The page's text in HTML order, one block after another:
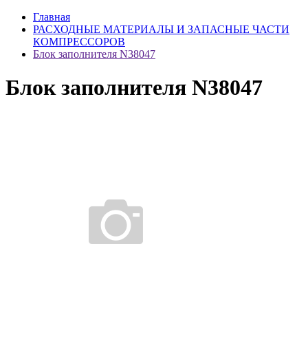
Главная
РАСХОДНЫЕ МАТЕРИАЛЫ И ЗАПАСНЫЕ ЧАСТИ
КОМПРЕССОРОВ
Блок заполнителя N38047
Блок заполнителя N38047